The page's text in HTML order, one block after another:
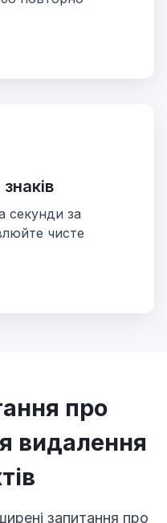
секунди за
чисте
про
видалення
запитання про